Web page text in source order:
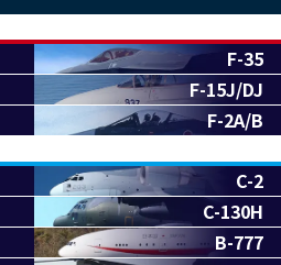
F-35
F-15J/DJ
F-2A/B
C-2
C-130H
B-777